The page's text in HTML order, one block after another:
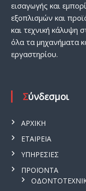
εισαγωγής και
εξοπλισμών και
και τεχνική κάλυψη
όλα τα μηχανήματα
εργαστηρίου.
Σύνδεσμοι
ΑΡΧΙΚΗ
ΕΤΑΙΡΕΙΑ
ΥΠΗΡΕΣΙΕΣ
ΠΡΟΪΟΝΤΑ